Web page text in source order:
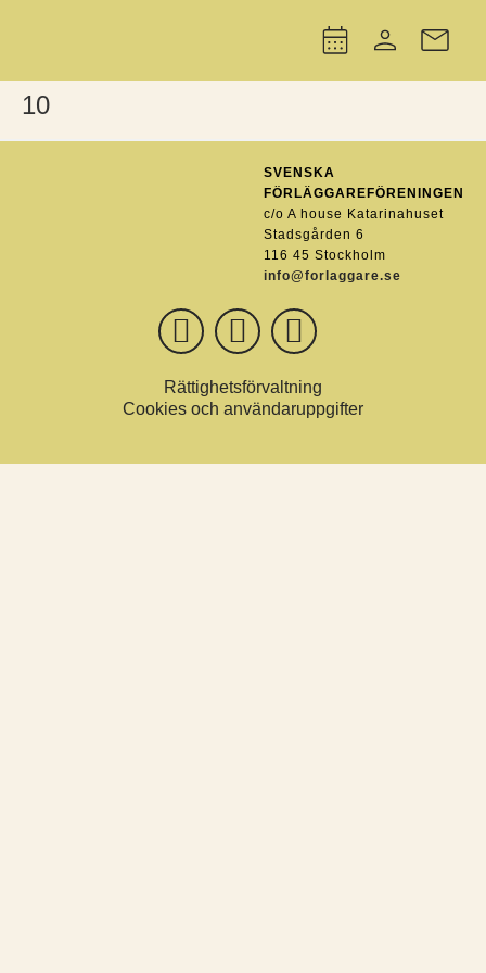
10
SVENSKA
FÖRLÄGGAREFÖRENINGEN
c/o A house Katarinahuset
Stadsgården 6
116 45 Stockholm
info@forlaggare.se
Rättighetsförvaltning
Cookies och användaruppgifter